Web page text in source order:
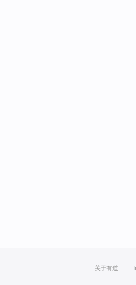
关于有道